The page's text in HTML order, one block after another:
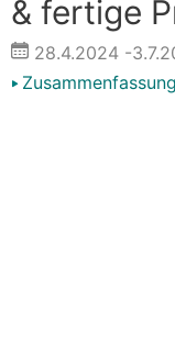
& fertige
28.4.2024 -
Zusammenfassung